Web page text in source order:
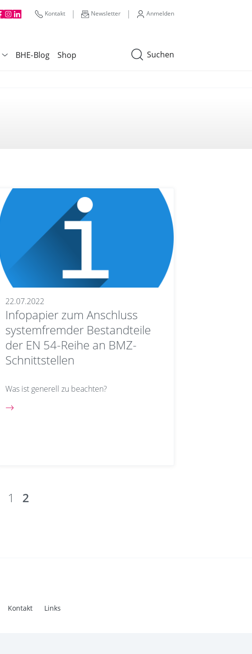
Suchen
BHE-Blog Shop
Kontakt | Newsletter | Anmelden
22.07.2022
Infopapier zum Anschluss
systemfremder Bestandteile
der EN 54-Reihe an BMZ-
Schnittstellen
Was ist generell zu beachten?
1 2
Kontakt Links